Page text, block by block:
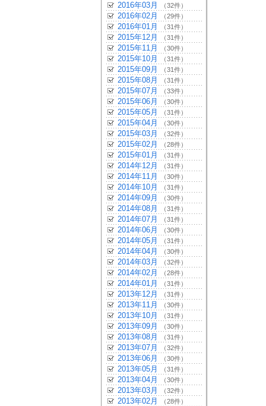
2016年03月 （32件）
2016年02月 （29件）
2016年01月 （31件）
2015年12月 （31件）
2015年11月 （30件）
2015年10月 （31件）
2015年09月 （31件）
2015年08月 （31件）
2015年07月 （33件）
2015年06月 （30件）
2015年05月 （31件）
2015年04月 （30件）
2015年03月 （32件）
2015年02月 （28件）
2015年01月 （31件）
2014年12月 （31件）
2014年11月 （30件）
2014年10月 （31件）
2014年09月 （30件）
2014年08月 （31件）
2014年07月 （31件）
2014年06月 （30件）
2014年05月 （31件）
2014年04月 （30件）
2014年03月 （32件）
2014年02月 （28件）
2014年01月 （31件）
2013年12月 （31件）
2013年11月 （30件）
2013年10月 （31件）
2013年09月 （30件）
2013年08月 （31件）
2013年07月 （32件）
2013年06月 （30件）
2013年05月 （31件）
2013年04月 （30件）
2013年03月 （32件）
2013年02月 （28件）